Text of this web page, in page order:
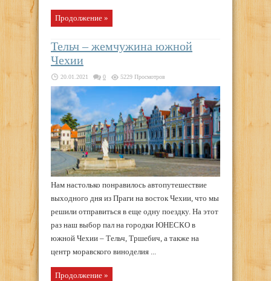
Продолжение »
Тельч – жемчужина южной
Чехии
20.01.2021 0 5229 Просмотров
Нам настолько понравилось автопутешествие
выходного дня из Праги на восток Чехии, что мы
решили отправиться в еще одну поездку. На этот
раз наш выбор пал на городки ЮНЕСКО в
южной Чехии – Тельч, Тршебич, а также на
центр моравского виноделия ...
Продолжение »